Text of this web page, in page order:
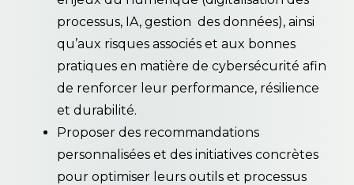
processus, IA, gestion des données), ainsi
qu’aux risques associés et aux bonnes
pratiques en matière de cybersécurité afin
de renforcer leur performance, résilience
et durabilité.
Proposer des recommandations
personnalisées et des initiatives concrètes
pour optimiser leurs outils et processus